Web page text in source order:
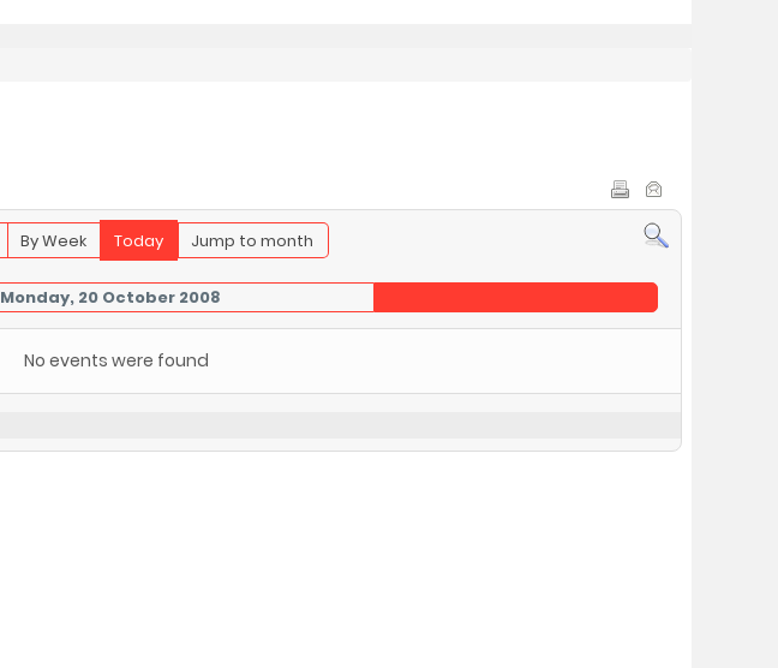
By Week Today Jump to month
Monday, 20 October 2008
No events were found